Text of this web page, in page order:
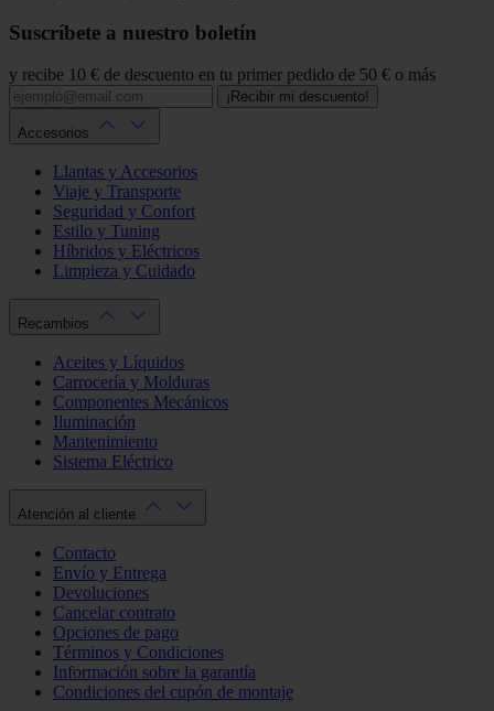
Suscríbete a nuestro boletín
y recibe 10 € de descuento en tu primer pedido de 50 € o más
¡Recibir mi descuento!
Accesorios
Llantas y Accesorios
Viaje y Transporte
Seguridad y Confort
Estilo y Tuning
Híbridos y Eléctricos
Limpieza y Cuidado
Recambios
Aceites y Líquidos
Carrocería y Molduras
Componentes Mecánicos
Iluminación
Mantenimiento
Sistema Eléctrico
Atención al cliente
Contacto
Envío y Entrega
Devoluciones
Cancelar contrato
Opciones de pago
Términos y Condiciones
Información sobre la garantía
Condiciones del cupón de montaje